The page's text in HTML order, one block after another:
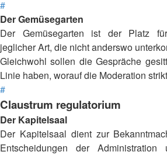
#
Der Gemüsegarten
Der Gemüsegarten ist der Platz
jeglicher Art, die nicht anderswo
Gleichwohl sollen die Gespräche
Linie haben, worauf die Moderation
#
Claustrum regulatorium
Der Kapitelsaal
Der Kapitelsaal dient zur
Entscheidungen der